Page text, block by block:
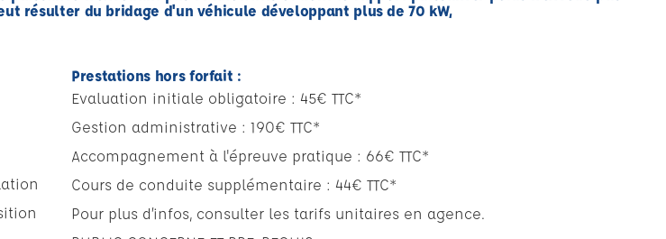
résulter du bridage d'un véhicule développant plus de 70 kW,
Prestations hors forfait :
Evaluation initiale obligatoire : 45€ TTC*
Gestion administrative : 190€ TTC*
Accompagnement à l'épreuve pratique : 66€ TTC*
Cours de conduite supplémentaire : 44€ TTC*
Pour plus d’infos, consulter les tarifs unitaires en agence.